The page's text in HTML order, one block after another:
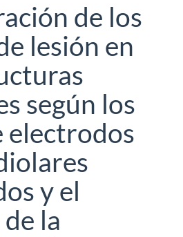
de los
lesión en
según los
electrodos
y el
la